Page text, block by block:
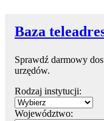
Baza
Sprawdź darmowy
urzędów.
Rodzaj instytucji:
Województwo: